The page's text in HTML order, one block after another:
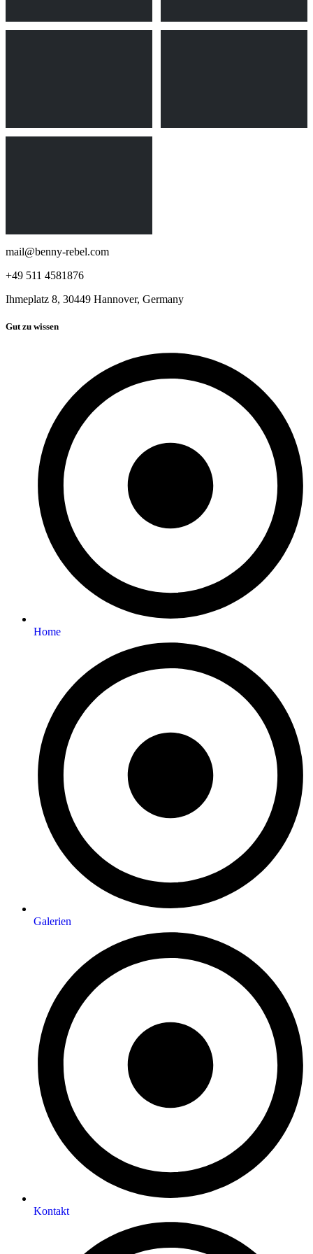
mail@benny-rebel.com
+49 511 4581876
Ihmeplatz 8, 30449 Hannover, Germany
Gut zu wissen
Home
Galerien
Kontakt